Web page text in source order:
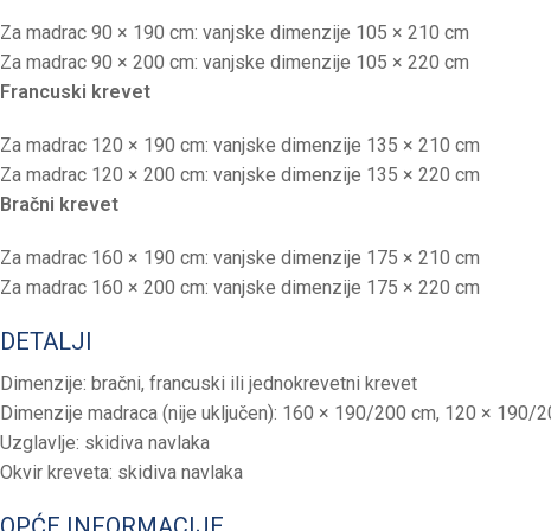
Za madrac 90 × 190 cm: vanjske dimenzije 105 × 210 cm
Za madrac 90 × 200 cm: vanjske dimenzije 105 × 220 cm
Francuski krevet
Za madrac 120 × 190 cm: vanjske dimenzije 135 × 210 cm
Za madrac 120 × 200 cm: vanjske dimenzije 135 × 220 cm
Bračni krevet
Za madrac 160 × 190 cm: vanjske dimenzije 175 × 210 cm
Za madrac 160 × 200 cm: vanjske dimenzije 175 × 220 cm
DETALJI
Dimenzije: bračni, francuski ili jednokrevetni krevet
Dimenzije madraca (nije uključen): 160 × 190/200 cm, 120 × 190/
Uzglavlje: skidiva navlaka
Okvir kreveta: skidiva navlaka